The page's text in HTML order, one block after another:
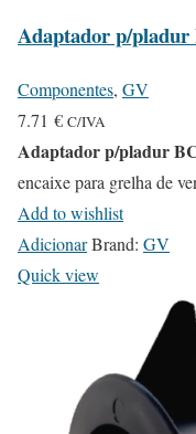
Adaptador p/pladur
Componentes, GV
7.71 € C/IVA
Adaptador p/pladur
encaixe para grelha de
Add to wishlist
AdicionarBrand: GV
Quick view